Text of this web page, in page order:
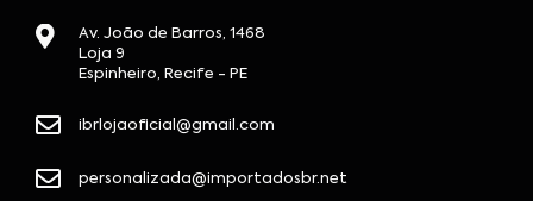
Av. João de Barros, 1468
Loja 9
Espinheiro, Recife - PE
ibrlojaoficial@gmail.com
personalizada@importadosbr.net